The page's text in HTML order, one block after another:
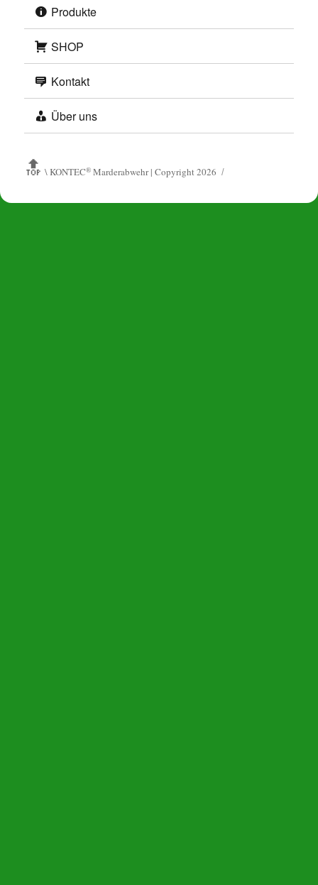
Produkte
SHOP
Kontakt
Über uns
🔝 \ KONTEC® Marderabwehr | Copyright 2026